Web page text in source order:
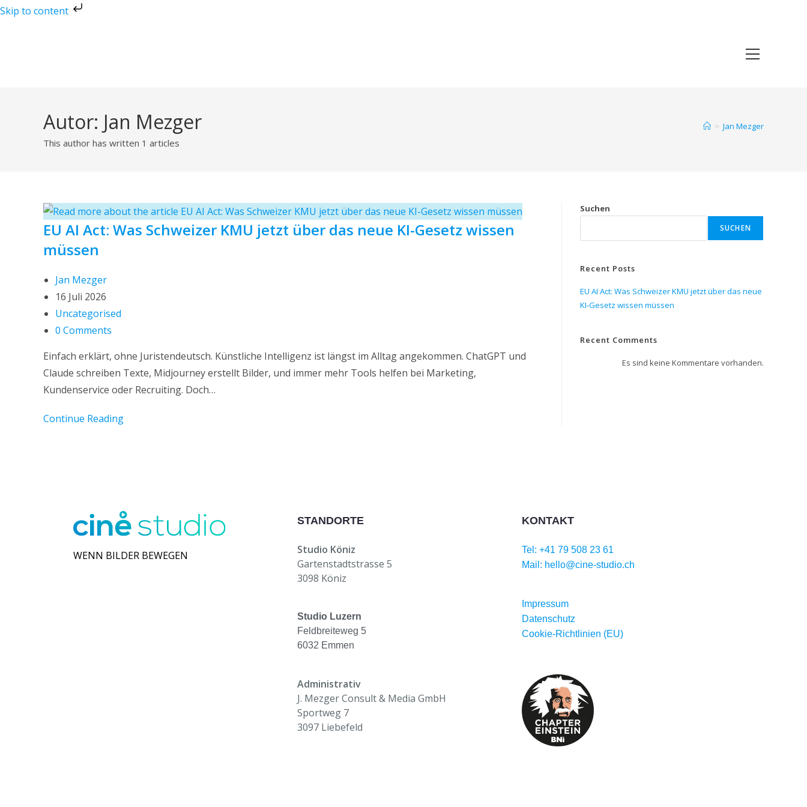
Skip to content
Autor: Jan Mezger
This author has written 1 articles
> Jan Mezger
EU AI Act: Was Schweizer KMU jetzt über das neue KI-Gesetz wissen
müssen
Jan Mezger
16 Juli 2026
Uncategorised
0 Comments
Einfach erklärt, ohne Juristendeutsch. Künstliche Intelligenz ist längst im Alltag angekommen. ChatGPT und
Claude schreiben Texte, Midjourney erstellt Bilder, und immer mehr Tools helfen bei Marketing,
Kundenservice oder Recruiting. Doch…
Continue Reading
Suchen
SUCHEN
Recent Posts
EU AI Act: Was Schweizer KMU jetzt über das neue
KI-Gesetz wissen müssen
Recent Comments
Es sind keine Kommentare vorhanden.
WENN BILDER BEWEGEN
STANDORTE
Studio Köniz
Gartenstadtstrasse 5
3098 Köniz
Studio Luzern
Feldbreiteweg 5
6032 Emmen
Administrativ
J. Mezger Consult & Media GmbH
Sportweg 7
3097 Liebefeld
KONTAKT
Tel: +41 79 508 23 61
Mail: hello@cine-studio.ch
Impressum
Datenschutz
Cookie-Richtlinien (EU)